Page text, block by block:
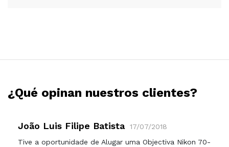
¿Qué opinan nuestros clientes?
João Luis Filipe Batista
17/07/2018
Tive a oportunidade de Alugar uma Objectiva Nikon 70-